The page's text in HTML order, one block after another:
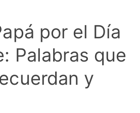
por el Día
Palabras que
y